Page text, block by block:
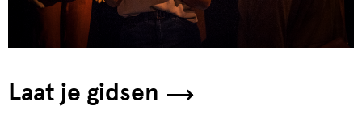
Laat je gidsen